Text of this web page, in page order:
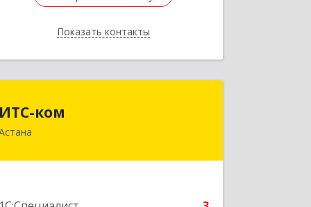
Показать контакты
Назад
ИТС-ком
РК, 01000, г.Астана, район Алматы,